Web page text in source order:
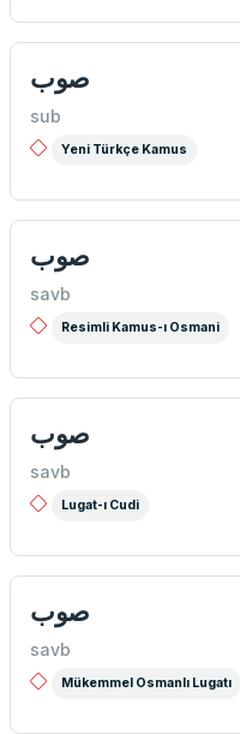
صوب
sub
Yeni Türkçe Kamus
صوب
savb
Resimli Kamus-ı Osmani
صوب
savb
Lugat-ı Cudi
صوب
savb
Mükemmel Osmanlı Lugatı